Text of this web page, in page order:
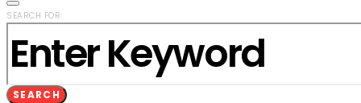
SEARCH FOR:
SEARCH